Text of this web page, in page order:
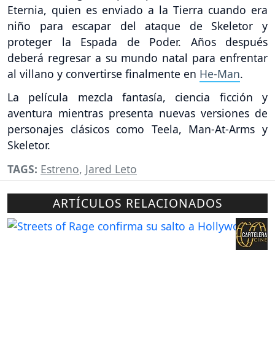
Eternia, quien es enviado a la Tierra cuando era
niño para escapar del ataque de Skeletor y
proteger la Espada de Poder. Años después
deberá regresar a su mundo natal para enfrentar
al villano y convertirse finalmente en He-Man.
La película mezcla fantasía, ciencia ficción y
aventura mientras presenta nuevas versiones de
personajes clásicos como Teela, Man-At-Arms y
Skeletor.
TAGS: Estreno, Jared Leto
ARTÍCULOS RELACIONADOS